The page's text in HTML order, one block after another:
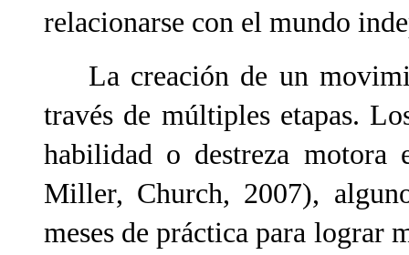
relacionarse con el mundo
La creación de un
través de múltiples etapas.
habilidad o destreza motora
Miller, Church, 2007),
meses de práctica para lograr